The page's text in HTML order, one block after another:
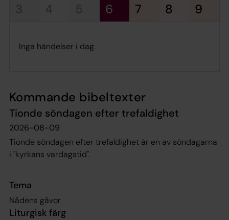
4 6 7 8 9
Inga händelser i dag.
Kommande bibeltexter
Tionde söndagen efter trefaldighet
2026-08-09
Tionde söndagen efter trefaldighet är en av söndagarna
i "kyrkans vardagstid".
Tema
Nådens gåvor
Liturgisk färg